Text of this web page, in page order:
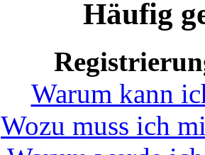
Häufig
Warum kann
Wozu muss ich